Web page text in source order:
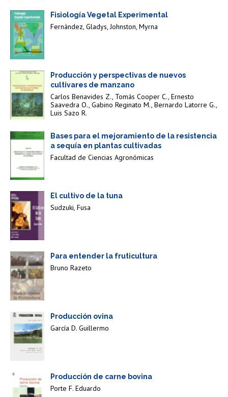
Fisiología Vegetal Experimental
Fernández, Gladys, Johnston, Myrna
Producción y perspectivas de nuevos
cultivares de manzano
Carlos Benavides Z., Tomás Cooper C., Ernesto
Saavedra O., Gabino Reginato M., Bernardo Latorre G.,
Luis Sazo R.
Bases para el mejoramiento de la resistencia
a sequía en plantas cultivadas
Facultad de Ciencias Agronómicas
El cultivo de la tuna
Sudzuki, Fusa
Para entender la fruticultura
Bruno Razeto
Producción ovina
García D. Guillermo
Producción de carne bovina
Porte F. Eduardo